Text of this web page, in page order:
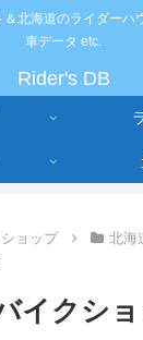
北海道のライダーハ
車データ etc.
Rider's DB
ョップ
北海
イクシ